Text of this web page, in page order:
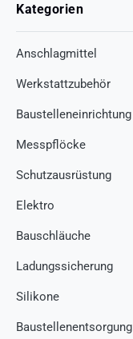
Kategorien
Anschlagmittel
Werkstattzubehör
Baustelleneinrichtung
Messpflöcke
Schutzausrüstung
Elektro
Bauschläuche
Ladungssicherung
Silikone
Baustellenentsorgung